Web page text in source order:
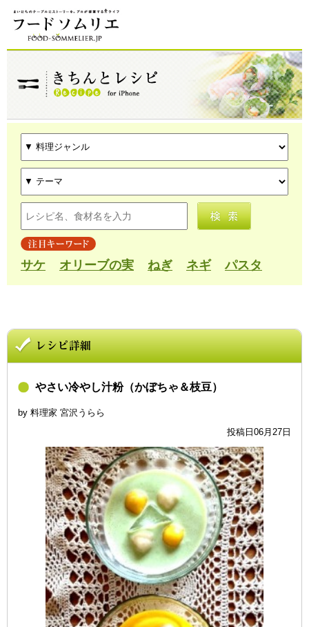
サケ オリーブの実 ねぎ ネギ パスタ
やさい冷やし汁粉（かぼちゃ＆枝豆）
by 料理家 宮沢うらら
投稿日06月27日